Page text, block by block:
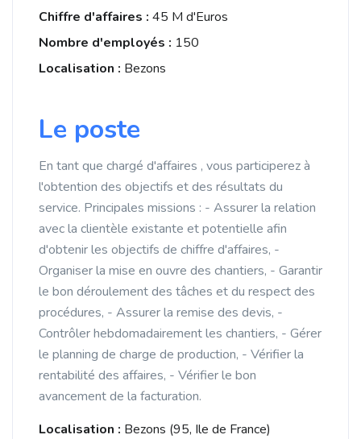
Chiffre d'affaires : 45 M d'Euros
Nombre d'employés : 150
Localisation : Bezons
Le poste
En tant que chargé d'affaires , vous participerez à
l'obtention des objectifs et des résultats du
service. Principales missions : - Assurer la relation
avec la clientèle existante et potentielle afin
d'obtenir les objectifs de chiffre d'affaires, -
Organiser la mise en ouvre des chantiers, - Garantir
le bon déroulement des tâches et du respect des
procédures, - Assurer la remise des devis, -
Contrôler hebdomadairement les chantiers, - Gérer
le planning de charge de production, - Vérifier la
rentabilité des affaires, - Vérifier le bon
avancement de la facturation.
Localisation : Bezons (95, Ile de France)